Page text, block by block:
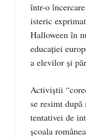
într-o
isteric
Halloween în
educaţiei
a elevilor şi
Activiştii
se resimt
tentativei de
şcoala